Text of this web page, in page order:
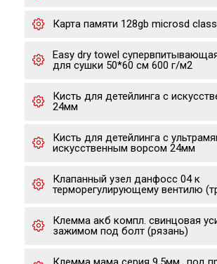
Карта памяти 128gb microsd
Easy dry towel
для сушки 50*60 см 600 г/м2
Кисть для детейлинга с
24мм
Кисть для детейлинга с
искусственным ворсом 24мм
Клапанный узел данфосс 04 к
терморегулирующему вентилю
Клемма акб компл. свинцовая
зажимом под болт (рязань)